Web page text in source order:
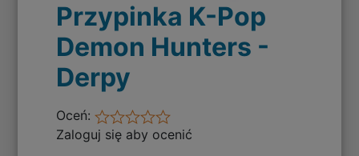
Przypinka K-Pop
Demon Hunters -
Derpy
Oceń:
Zaloguj się aby ocenić